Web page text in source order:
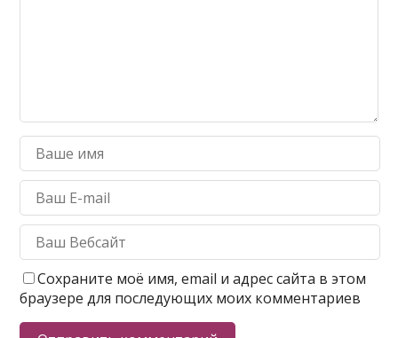
Сохраните моё имя, email и адрес сайта в этом
браузере для последующих моих комментариев